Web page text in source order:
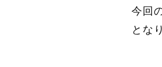
今回
とな